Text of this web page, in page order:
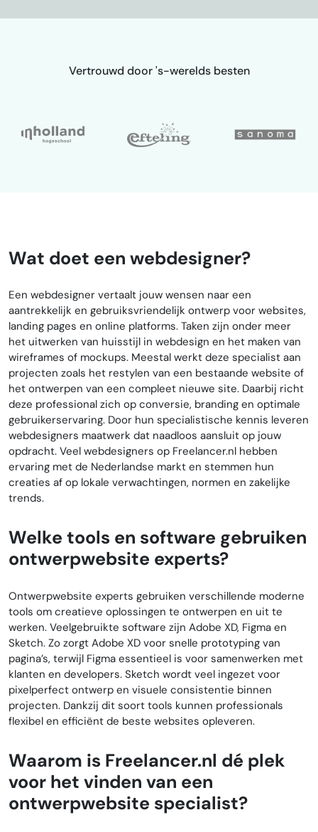
Vertrouwd door 's-werelds besten
Wat doet een webdesigner?
Een webdesigner vertaalt jouw wensen naar een
aantrekkelijk en gebruiksvriendelijk ontwerp voor websites,
landing pages en online platforms. Taken zijn onder meer
het uitwerken van huisstijl in webdesign en het maken van
wireframes of mockups. Meestal werkt deze specialist aan
projecten zoals het restylen van een bestaande website of
het ontwerpen van een compleet nieuwe site. Daarbij richt
deze professional zich op conversie, branding en optimale
gebruikerservaring. Door hun specialistische kennis leveren
webdesigners maatwerk dat naadloos aansluit op jouw
opdracht. Veel webdesigners op Freelancer.nl hebben
ervaring met de Nederlandse markt en stemmen hun
creaties af op lokale verwachtingen, normen en zakelijke
trends.
Welke tools en software gebruiken
ontwerpwebsite experts?
Ontwerpwebsite experts gebruiken verschillende moderne
tools om creatieve oplossingen te ontwerpen en uit te
werken. Veelgebruikte software zijn Adobe XD, Figma en
Sketch. Zo zorgt Adobe XD voor snelle prototyping van
pagina’s, terwijl Figma essentieel is voor samenwerken met
klanten en developers. Sketch wordt veel ingezet voor
pixelperfect ontwerp en visuele consistentie binnen
projecten. Dankzij dit soort tools kunnen professionals
flexibel en efficiënt de beste websites opleveren.
Waarom is Freelancer.nl dé plek
voor het vinden van een
ontwerpwebsite specialist?